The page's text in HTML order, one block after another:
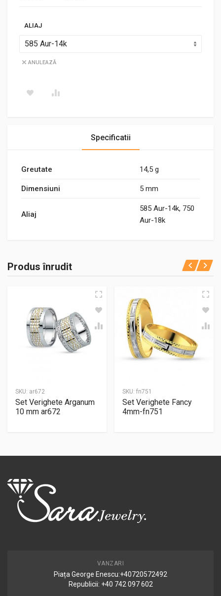
ALIAJ
ANULEAZĂ
Specificatii
Greutate 14,5 g
Dimensiuni 5 mm
Aliaj
585 Aur-14k, 750
Aur-18k
Produs înrudit
SKU: ar672
Set Verighete Arganum
10 mm ar672
SKU: fn751
Set Verighete Fancy
4mm-fn751
VANZARI
Piața George Enescu:+40720572492
Republicii: +40 742 097 602